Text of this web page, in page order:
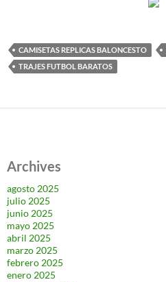
CAMISETAS REPLICAS BALONCESTO
TRAJES FUTBOL BARATOS
Archives
agosto 2025
julio 2025
junio 2025
mayo 2025
abril 2025
marzo 2025
febrero 2025
enero 2025